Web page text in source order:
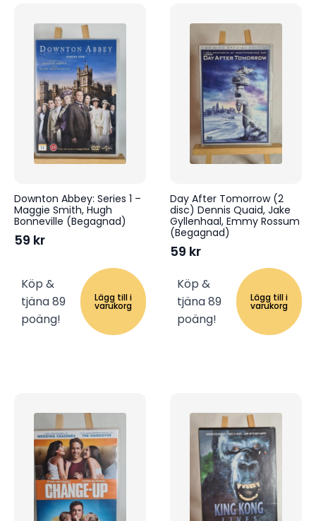
Downton Abbey: Series 1 –
Maggie Smith, Hugh
Bonneville (Begagnad)
59 kr
Köp &
tjäna 89
poäng!
Lägg till i
varukorg
Day After Tomorrow (2
disc) Dennis Quaid, Jake
Gyllenhaal, Emmy Rossum
(Begagnad)
59 kr
Köp &
tjäna 89
poäng!
Lägg till i
varukorg